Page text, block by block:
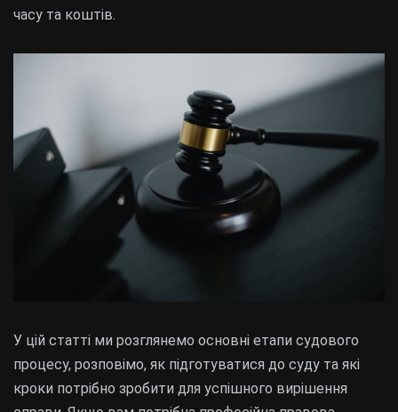
часу та коштів.
У цій статті ми розглянемо основні етапи судового
процесу, розповімо, як підготуватися до суду та які
кроки потрібно зробити для успішного вирішення